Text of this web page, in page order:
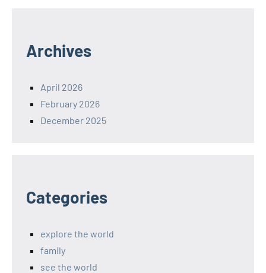
Archives
April 2026
February 2026
December 2025
Categories
explore the world
family
see the world